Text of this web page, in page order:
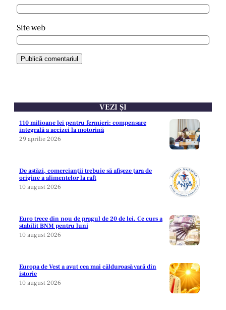
Site web
VEZI ȘI
110 milioane lei pentru fermieri: compensare
integrală a accizei la motorină
29 aprilie 2026
De astăzi, comercianții trebuie să afișeze țara de
origine a alimentelor la raft
10 august 2026
Euro trece din nou de pragul de 20 de lei. Ce curs a
stabilit BNM pentru luni
10 august 2026
Europa de Vest a avut cea mai călduroasă vară din
istorie
10 august 2026